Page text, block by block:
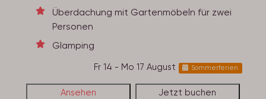
Überdachung mit Gartenmöbeln für zwei
Personen
Glamping
Fr 14 - Mo 17 August Sommerferien
Ansehen Jetzt buchen